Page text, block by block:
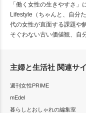
「働く女性の生きやすさ
Lifestyle（ちゃんと、自分
代の女性が直面する課題や
そぐわない古い価値観、自
主婦と生活社 関連サ
週刊女性PRIME
mEdel
暮らしとおしゃれの編集室